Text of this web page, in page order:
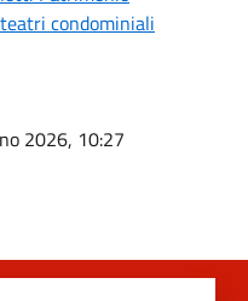
condominiali
2026, 10:27